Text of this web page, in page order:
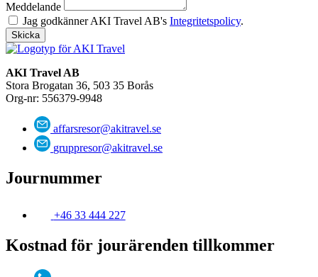
Meddelande
Jag godkänner AKI Travel AB's Integritetspolicy.
Skicka
AKI Travel AB
Stora Brogatan 36, 503 35 Borås
Org-nr: 556379-9948
affarsresor@akitravel.se
gruppresor@akitravel.se
Journummer
+46 33 444 227
Kostnad för jourärenden tillkommer